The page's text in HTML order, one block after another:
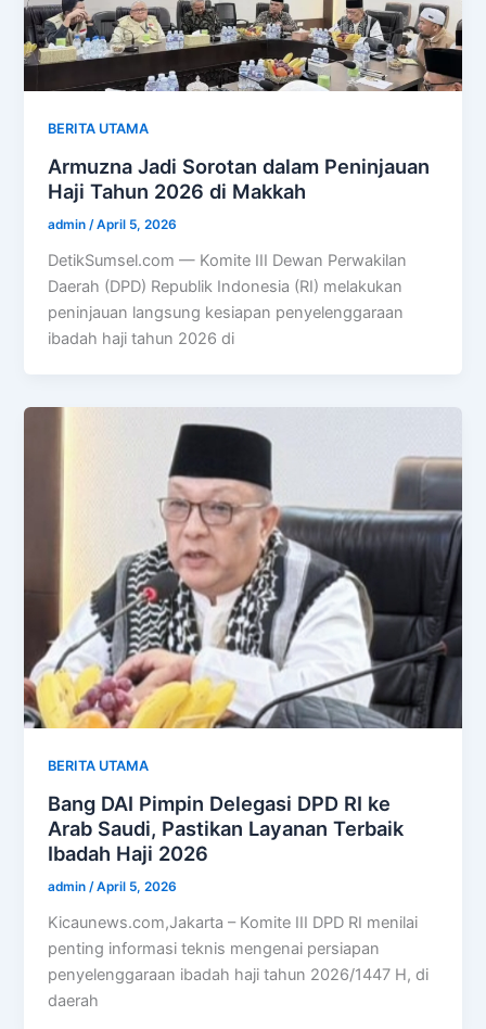
BERITA UTAMA
Armuzna Jadi Sorotan dalam Peninjauan
Haji Tahun 2026 di Makkah
admin /April 5, 2026
DetikSumsel.com — Komite III Dewan Perwakilan
Daerah (DPD) Republik Indonesia (RI) melakukan
peninjauan langsung kesiapan penyelenggaraan
ibadah haji tahun 2026 di
BERITA UTAMA
Bang DAI Pimpin Delegasi DPD RI ke
Arab Saudi, Pastikan Layanan Terbaik
Ibadah Haji 2026
admin /April 5, 2026
Kicaunews.com,Jakarta – Komite III DPD RI menilai
penting informasi teknis mengenai persiapan
penyelenggaraan ibadah haji tahun 2026/1447 H, di
daerah